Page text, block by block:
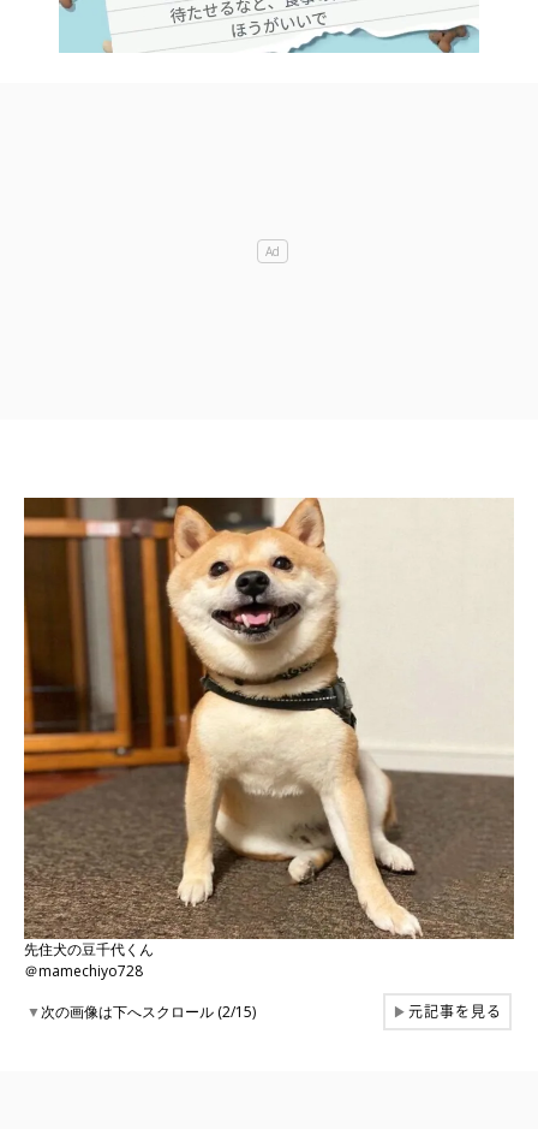
先住犬の豆千代くん
＠mamechiyo728
▼次の画像は下へスクロール (2/15) ▶元記事を見る